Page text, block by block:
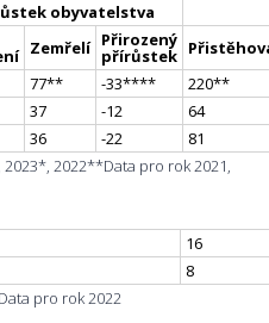
obyvatelstva
Zemřelí Přirozený
přírůstek
77** -33**** 220**
37 -12
64
36 -22
81
2023*, 2022**Data pro rok 2021,
16
8
Data pro rok 2022